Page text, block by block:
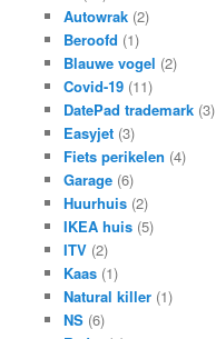
Autowrak(2)
Beroofd (1)
Blauwe vogel (2)
Covid-19(11)
DatePad trademark(3)
Easyjet(3)
Fiets perikelen (4)
Garage(6)
Huurhuis(2)
IKEA huis(5)
ITV(2)
Kaas(1)
Natural killer(1)
NS(6)